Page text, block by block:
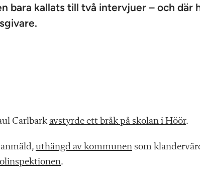
bara kallats till två intervjuer – och där
Carlbark avstyrde ett bråk på skolan i Höör.
uthängd av kommunen som
.